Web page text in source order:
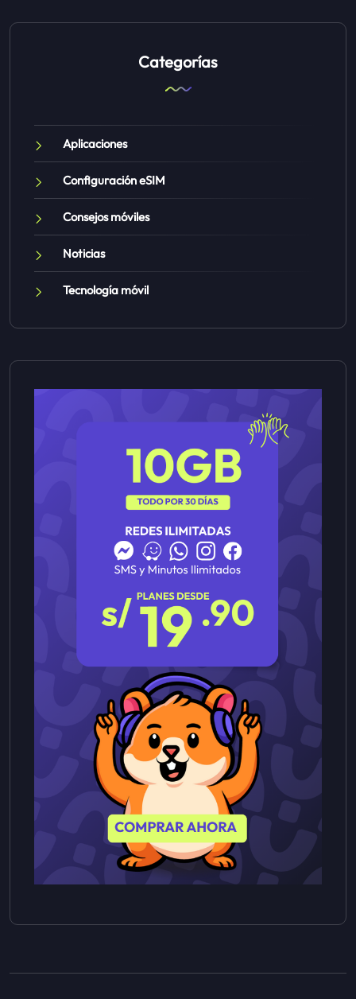
Categorías
Aplicaciones
Configuración eSIM
Consejos móviles
Noticias
Tecnología móvil